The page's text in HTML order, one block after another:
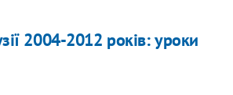
2004-2012 років: уроки